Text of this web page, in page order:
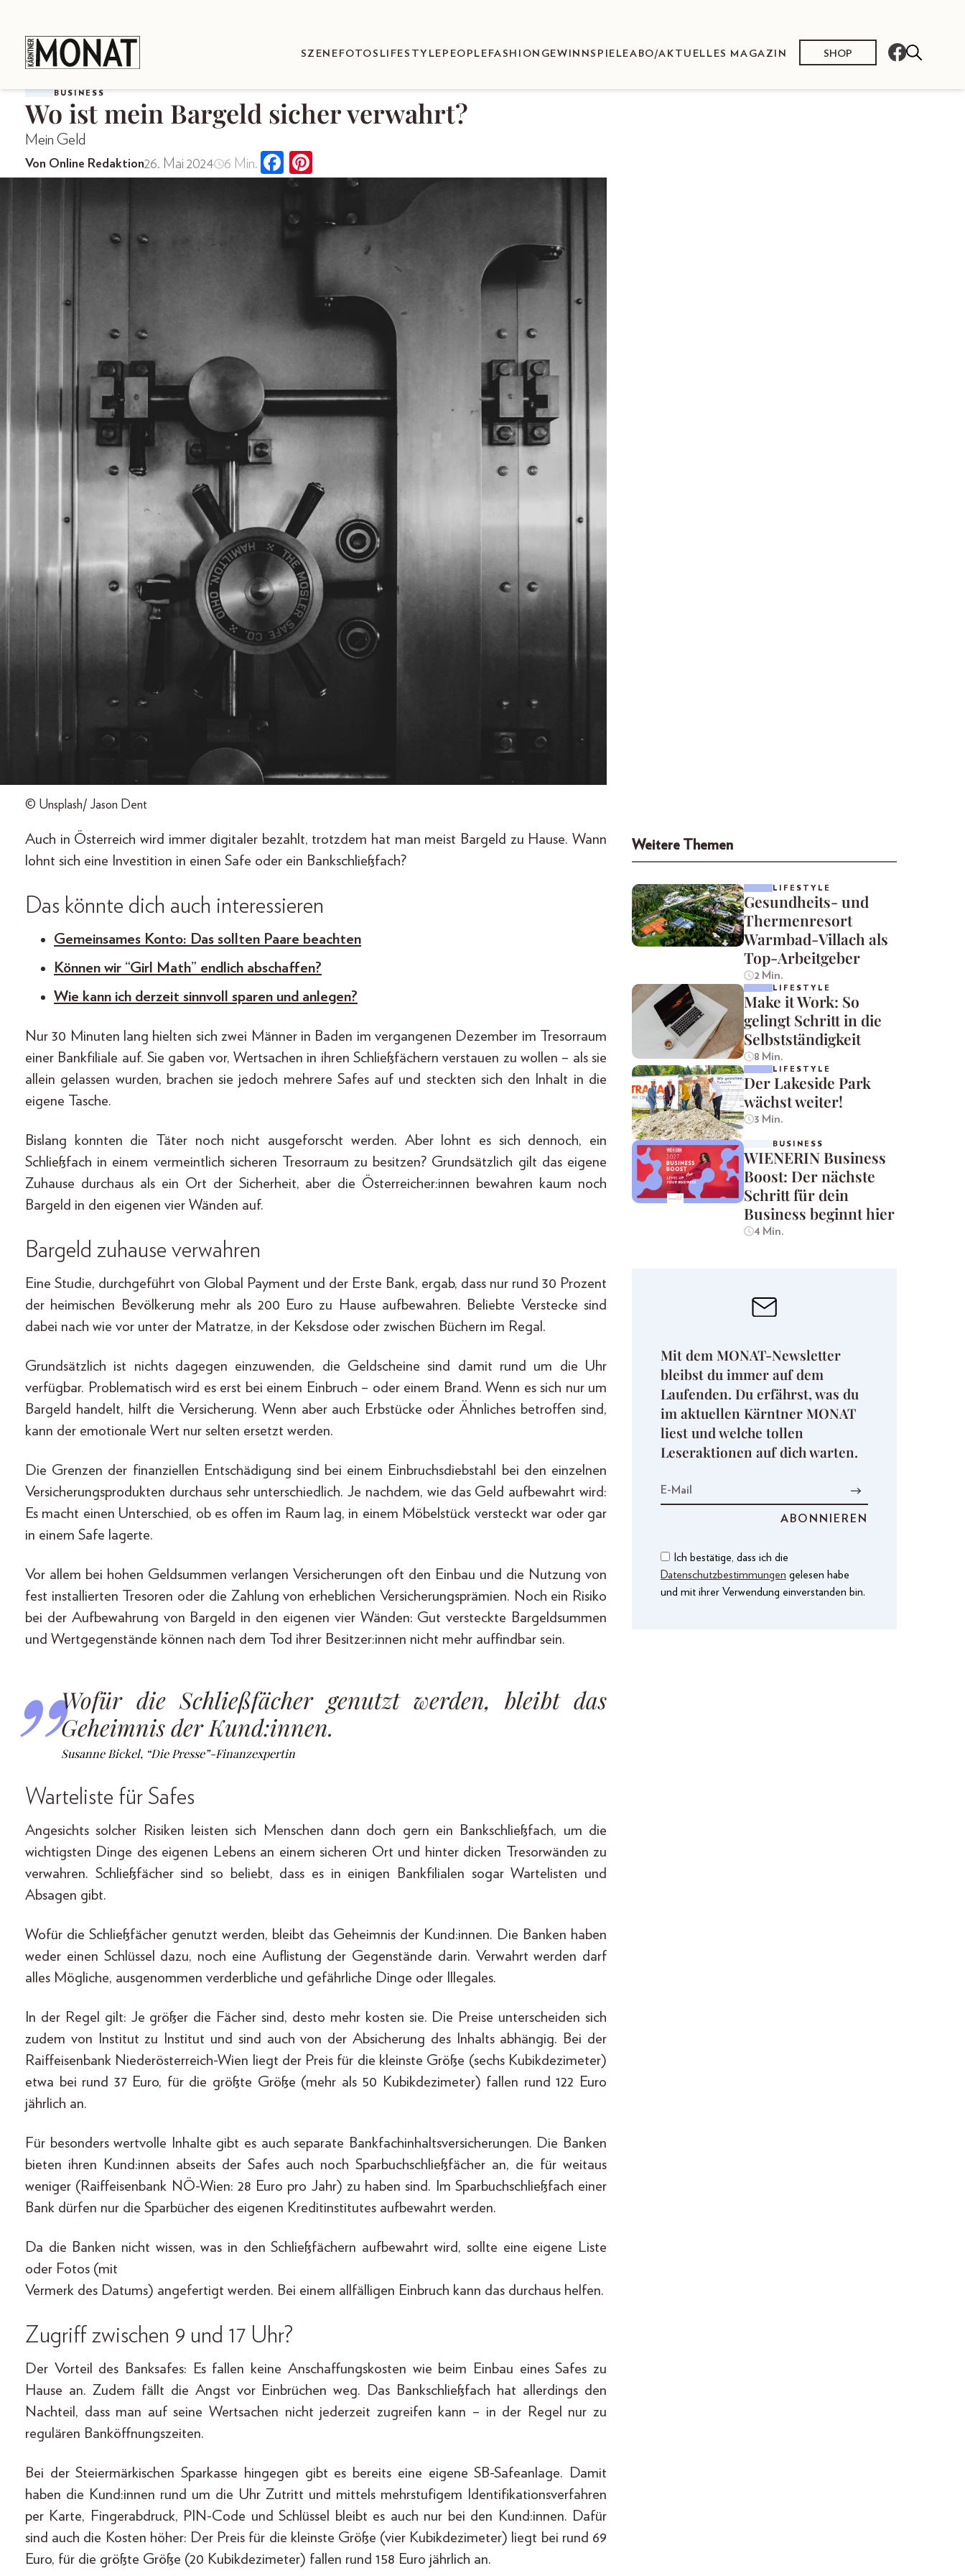
SZENEFOTOS LIFESTYLE PEOPLE FASHION GEWINNSPIELEABO/AKTUELLES MAGAZIN SHOP
BUSINESS
Wo ist mein Bargeld sicher verwahrt?
Mein Geld
Von Online Redaktion26. Mai 2024 6 Min.
© Unsplash/ Jason Dent
Auch in Österreich wird immer digitaler bezahlt, trotzdem hat man meist Bargeld zu Hause. Wann
lohnt sich eine Investition in einen Safe oder ein Bankschließfach?
Das könnte dich auch interessieren
Gemeinsames Konto: Das sollten Paare beachten
Können wir “Girl Math” endlich abschaffen?
Wie kann ich derzeit sinnvoll sparen und anlegen?
Nur 30 Minuten lang hielten sich zwei Männer in Baden im vergangenen Dezember im Tresorraum
einer Bankfiliale auf. Sie gaben vor, Wertsachen in ihren Schließfächern verstauen zu wollen – als sie
allein gelassen wurden, brachen sie jedoch mehrere Safes auf und steckten sich den Inhalt in die
eigene Tasche.
Bislang konnten die Täter noch nicht ausgeforscht werden. Aber lohnt es sich dennoch, ein
Schließfach in einem vermeintlich sicheren Tresorraum zu besitzen? Grundsätzlich gilt das eigene
Zuhause durchaus als ein Ort der Sicherheit, aber die Österreicher:innen bewahren kaum noch
Bargeld in den eigenen vier Wänden auf.
Bargeld zuhause verwahren
Eine Studie, durchgeführt von Global Payment und der Erste Bank, ergab, dass nur rund 30 Prozent
der heimischen Bevölkerung mehr als 200 Euro zu Hause aufbewahren. Beliebte Verstecke sind
dabei nach wie vor unter der Matratze, in der Keksdose oder zwischen Büchern im Regal.
Grundsätzlich ist nichts dagegen einzuwenden, die Geldscheine sind damit rund um die Uhr
verfügbar. Problematisch wird es erst bei einem Einbruch – oder einem Brand. Wenn es sich nur um
Bargeld handelt, hilft die Versicherung. Wenn aber auch Erbstücke oder Ähnliches betroffen sind,
kann der emotionale Wert nur selten ersetzt werden.
Die Grenzen der finanziellen Entschädigung sind bei einem Einbruchsdiebstahl bei den einzelnen
Versicherungsprodukten durchaus sehr unterschiedlich. Je nachdem, wie das Geld aufbewahrt wird:
Es macht einen Unterschied, ob es offen im Raum lag, in einem Möbelstück versteckt war oder gar
in einem Safe lagerte.
Vor allem bei hohen Geldsummen verlangen Versicherungen oft den Einbau und die Nutzung von
fest installierten Tresoren oder die Zahlung von erheblichen Versicherungsprämien. Noch ein Risiko
bei der Aufbewahrung von Bargeld in den eigenen vier Wänden: Gut versteckte Bargeldsummen
und Wertgegenstände können nach dem Tod ihrer Besitzer:innen nicht mehr auffindbar sein.
Wofür die Schließfächer genutzt werden, bleibt das
Geheimnis der Kund:innen.
Susanne Bickel, “Die Presse”-Finanzexpertin
Warteliste für Safes
Angesichts solcher Risiken leisten sich Menschen dann doch gern ein Bankschließfach, um die
wichtigsten Dinge des eigenen Lebens an einem sicheren Ort und hinter dicken Tresorwänden zu
verwahren. Schließfächer sind so beliebt, dass es in einigen Bankfilialen sogar Wartelisten und
Absagen gibt.
Wofür die Schließfächer genutzt werden, bleibt das Geheimnis der Kund:innen. Die Banken haben
weder einen Schlüssel dazu, noch eine Auflistung der Gegenstände darin. Verwahrt werden darf
alles Mögliche, ausgenommen verderbliche und gefährliche Dinge oder Illegales.
In der Regel gilt: Je größer die Fächer sind, desto mehr kosten sie. Die Preise unterscheiden sich
zudem von Institut zu Institut und sind auch von der Absicherung des Inhalts abhängig. Bei der
Raiffeisenbank Niederösterreich-Wien liegt der Preis für die kleinste Größe (sechs Kubikdezimeter)
etwa bei rund 37 Euro, für die größte Größe (mehr als 50 Kubikdezimeter) fallen rund 122 Euro
jährlich an.
Für besonders wertvolle Inhalte gibt es auch separate Bankfachinhaltsversicherungen. Die Banken
bieten ihren Kund:innen abseits der Safes auch noch Sparbuchschließfächer an, die für weitaus
weniger (Raiffeisenbank NÖ-Wien: 28 Euro pro Jahr) zu haben sind. Im Sparbuchschließfach einer
Bank dürfen nur die Sparbücher des eigenen Kreditinstitutes aufbewahrt werden.
Da die Banken nicht wissen, was in den Schließfächern aufbewahrt wird, sollte eine eigene Liste
oder Fotos (mit
Vermerk des Datums) angefertigt werden. Bei einem allfälligen Einbruch kann das durchaus helfen.
Zugriff zwischen 9 und 17 Uhr?
Der Vorteil des Banksafes: Es fallen keine Anschaffungskosten wie beim Einbau eines Safes zu
Hause an. Zudem fällt die Angst vor Einbrüchen weg. Das Bankschließfach hat allerdings den
Nachteil, dass man auf seine Wertsachen nicht jederzeit zugreifen kann – in der Regel nur zu
regulären Banköffnungszeiten.
Bei der Steiermärkischen Sparkasse hingegen gibt es bereits eine eigene SB-Safeanlage. Damit
haben die Kund:innen rund um die Uhr Zutritt und mittels mehrstufigem Identifikationsverfahren
per Karte, Fingerabdruck, PIN-Code und Schlüssel bleibt es auch nur bei den Kund:innen. Dafür
sind auch die Kosten höher: Der Preis für die kleinste Größe (vier Kubikdezimeter) liegt bei rund 69
Euro, für die größte Größe (20 Kubikdezimeter) fallen rund 158 Euro jährlich an.
Weitere Themen
LIFESTYLE
Gesundheits- und
Thermenresort
Warmbad-Villach als
Top-Arbeitgeber
2 Min.
LIFESTYLE
Make it Work: So
gelingt Schritt in die
Selbstständigkeit
8 Min.
LIFESTYLE
Der Lakeside Park
wächst weiter!
3 Min.
BUSINESS
WIENERIN Business
Boost: Der nächste
Schritt für dein
Business beginnt hier
4 Min.
Mit dem MONAT-Newsletter
bleibst du immer auf dem
Laufenden. Du erfährst, was du
im aktuellen Kärntner MONAT
liest und welche tollen
Leseraktionen auf dich warten.
Ich bestätige, dass ich die
Datenschutzbestimmungen gelesen habe
und mit ihrer Verwendung einverstanden bin.